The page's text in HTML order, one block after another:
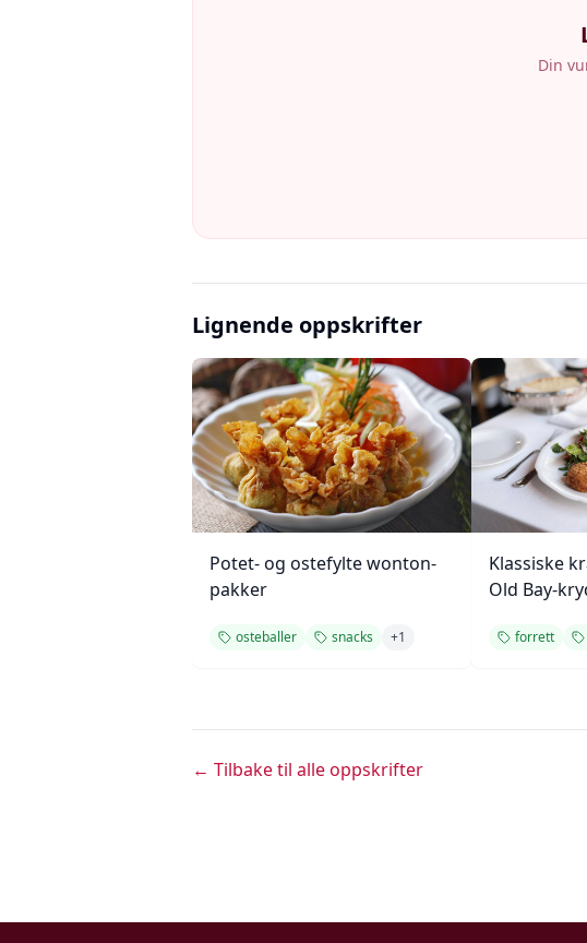
Din
Lignende oppskrifter
Potet- og ostefylte wonton-
pakker
osteballer snacks +1
Klassiske
Old Bay-
forrett
← Tilbake til alle oppskrifter